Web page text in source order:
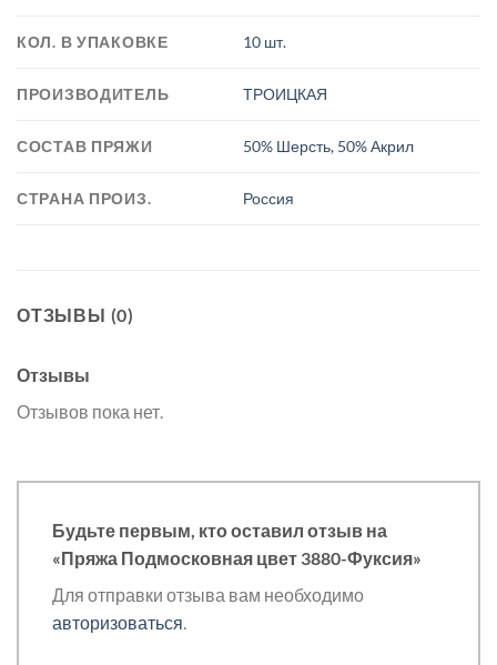
КОЛ. В УПАКОВКЕ 10 шт.
ПРОИЗВОДИТЕЛЬ ТРОИЦКАЯ
СОСТАВ ПРЯЖИ 50% Шерсть, 50% Акрил
СТРАНА ПРОИЗ. Россия
ОТЗЫВЫ (0)
Отзывы
Отзывов пока нет.
Будьте первым, кто оставил отзыв на
«Пряжа Подмосковная цвет 3880-Фуксия»
Для отправки отзыва вам необходимо
авторизоваться.